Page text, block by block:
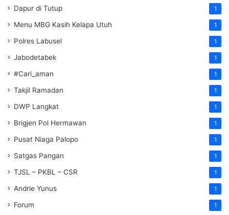
Dapur di Tutup 1
Menu MBG Kasih Kelapa Utuh 1
Polres Labusel 1
Jabodetabek 1
#Cari_aman 1
Takjil Ramadan 1
DWP Langkat 1
Brigjen Pol Hermawan 1
Pusat Niaga Palopo 1
Satgas Pangan 1
TJSL – PKBL – CSR 1
Andrie Yunus 1
Forum 1